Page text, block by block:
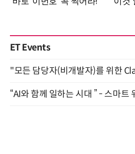
ET Events